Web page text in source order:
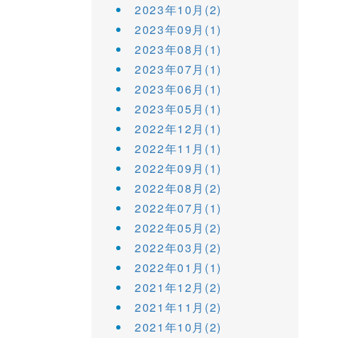
2023年10月(2)
2023年09月(1)
2023年08月(1)
2023年07月(1)
2023年06月(1)
2023年05月(1)
2022年12月(1)
2022年11月(1)
2022年09月(1)
2022年08月(2)
2022年07月(1)
2022年05月(2)
2022年03月(2)
2022年01月(1)
2021年12月(2)
2021年11月(2)
2021年10月(2)